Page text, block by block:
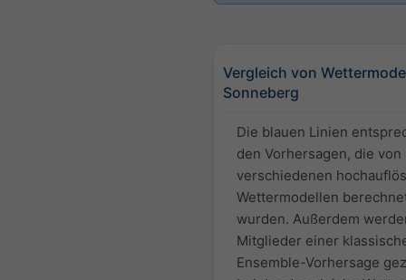
Vergleich von
Sonneberg
Die blauen Linien
den Vorhersagen, die von
verschiedenen
Wettermodellen
wurden. Außerdem
Mitglieder einer
Ensemble-Vorhersage